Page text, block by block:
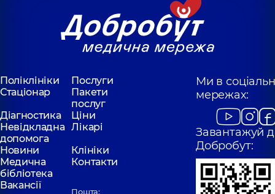
Поліклініки
Послуги
Стаціонар
Пакети
послуг
Діагностика
Ціни
Невідкладна
допомога
Лікарі
Новини
Клініки
Медична
бібліотека
Контакти
Вакансії
Пошта:
Ми в
мережах:
Завантажуй
Добробут: